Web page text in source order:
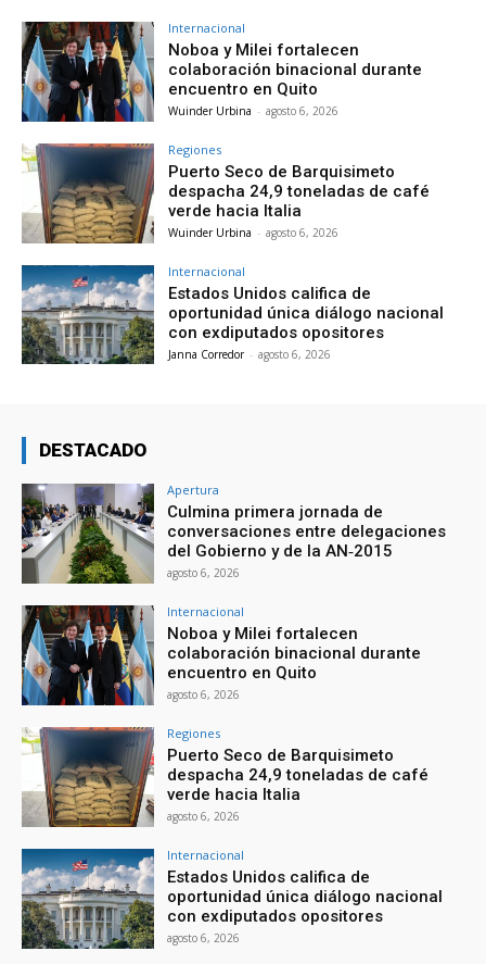
Internacional
Noboa y Milei fortalecen
colaboración binacional durante
encuentro en Quito
Wuinder Urbina - agosto 6, 2026
Regiones
Puerto Seco de Barquisimeto
despacha 24,9 toneladas de café
verde hacia Italia
Wuinder Urbina - agosto 6, 2026
Internacional
Estados Unidos califica de
oportunidad única diálogo nacional
con exdiputados opositores
Janna Corredor - agosto 6, 2026
DESTACADO
Apertura
Culmina primera jornada de
conversaciones entre delegaciones
del Gobierno y de la AN‑2015
agosto 6, 2026
Internacional
Noboa y Milei fortalecen
colaboración binacional durante
encuentro en Quito
agosto 6, 2026
Regiones
Puerto Seco de Barquisimeto
despacha 24,9 toneladas de café
verde hacia Italia
agosto 6, 2026
Internacional
Estados Unidos califica de
oportunidad única diálogo nacional
con exdiputados opositores
agosto 6, 2026